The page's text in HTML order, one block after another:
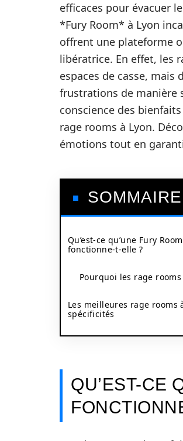
efficaces pour évacuer
*Fury Room* à Lyon
offrent une plateforme
libératrice. En effet, les
espaces de casse,
frustrations de manière
conscience des
rage rooms à Lyon.
émotions tout en
SOMMAIRE
Qu’est-ce qu’une Fury
fonctionne-t-elle ?
Pourquoi les rage
Les meilleures rage rooms
spécificités
QU’EST-CE